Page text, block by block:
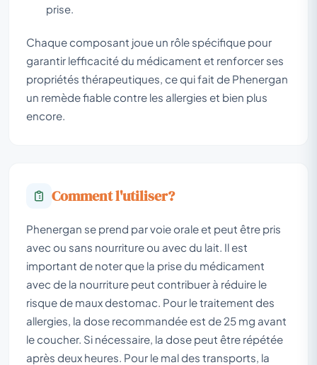
prise.
Chaque composant joue un rôle spécifique pour
garantir lefficacité du médicament et renforcer ses
propriétés thérapeutiques, ce qui fait de Phenergan
un remède fiable contre les allergies et bien plus
encore.
Comment l'utiliser?
Phenergan se prend par voie orale et peut être pris
avec ou sans nourriture ou avec du lait. Il est
important de noter que la prise du médicament
avec de la nourriture peut contribuer à réduire le
risque de maux destomac. Pour le traitement des
allergies, la dose recommandée est de 25 mg avant
le coucher. Si nécessaire, la dose peut être répétée
après deux heures. Pour le mal des transports, la